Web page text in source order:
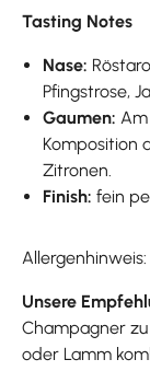
Tasting Notes
Nase:
Pfingstrose,
Gaumen:
Komposition
Zitronen.
Finish:fein
Unsere
Champagner
oder Lamm